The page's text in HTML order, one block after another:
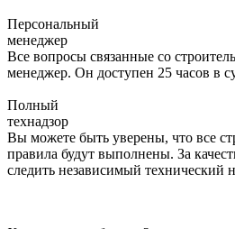
Персональный
менеджер
Все вопросы связанные со
менеджер. Он доступен 25 часов в
Полный
технадзор
Вы можете быть уверены, что все
правила будут выполнены. За
следить независимый технический